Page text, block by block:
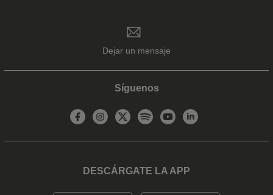
Dejar un mensaje
Síguenos
DESCÁRGATE LA APP